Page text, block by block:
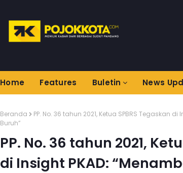
Home Features Buletin News
Beranda
PP. No. 36 tahun 2021, Ketua SPBRS Tegaskan
Buruh”
PP. No. 36 tahun 2021,
di Insight PKAD: